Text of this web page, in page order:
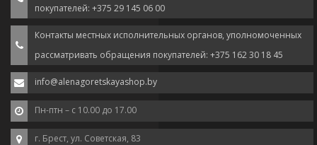
покупателей: +375 29 145 06 00
Контакты местных исполнительных органов, уполномоченных
рассматривать обращения покупателей: +375 162 30 18 45
info@alenagoretskayashop.by
Пн-птн – с 10.00 до 17.00
г. Брест, ул. Советская, 83